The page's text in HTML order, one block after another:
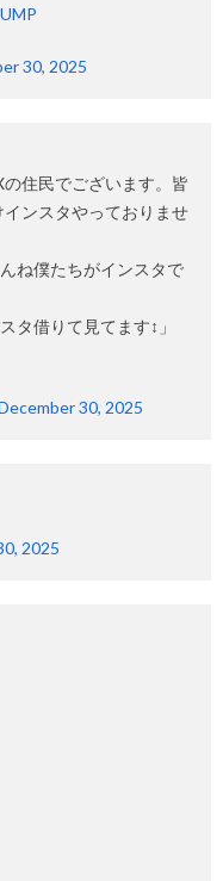
30, 2025
住民でございます。皆
ンスタやっておりませ
ね僕たちがインスタで
タ借りて見てます‍↕️」
30, 2025
2025